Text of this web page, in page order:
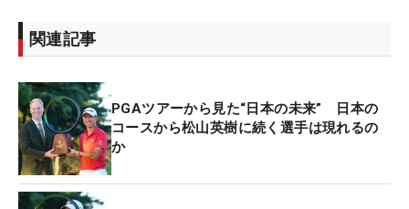
ZOZOチャンピオンシップが行われたアコーディ
ア・ゴルフ 習志野CCのクラブハウスにある選手ダ
ルに置かれていたメニューが少し斜めになっていた
ことに気づいたスタッフが、それを一瞬見て直した
んです。サイン用に立てられたボールペンとのバラ
ンスも写真を撮ってチェックして『OK』といわんば
かりに満足していた」。
関連記事
PGAツアーから見た“日本の未来” 日本の
コースから松山英樹に続く選手は現れるの
か